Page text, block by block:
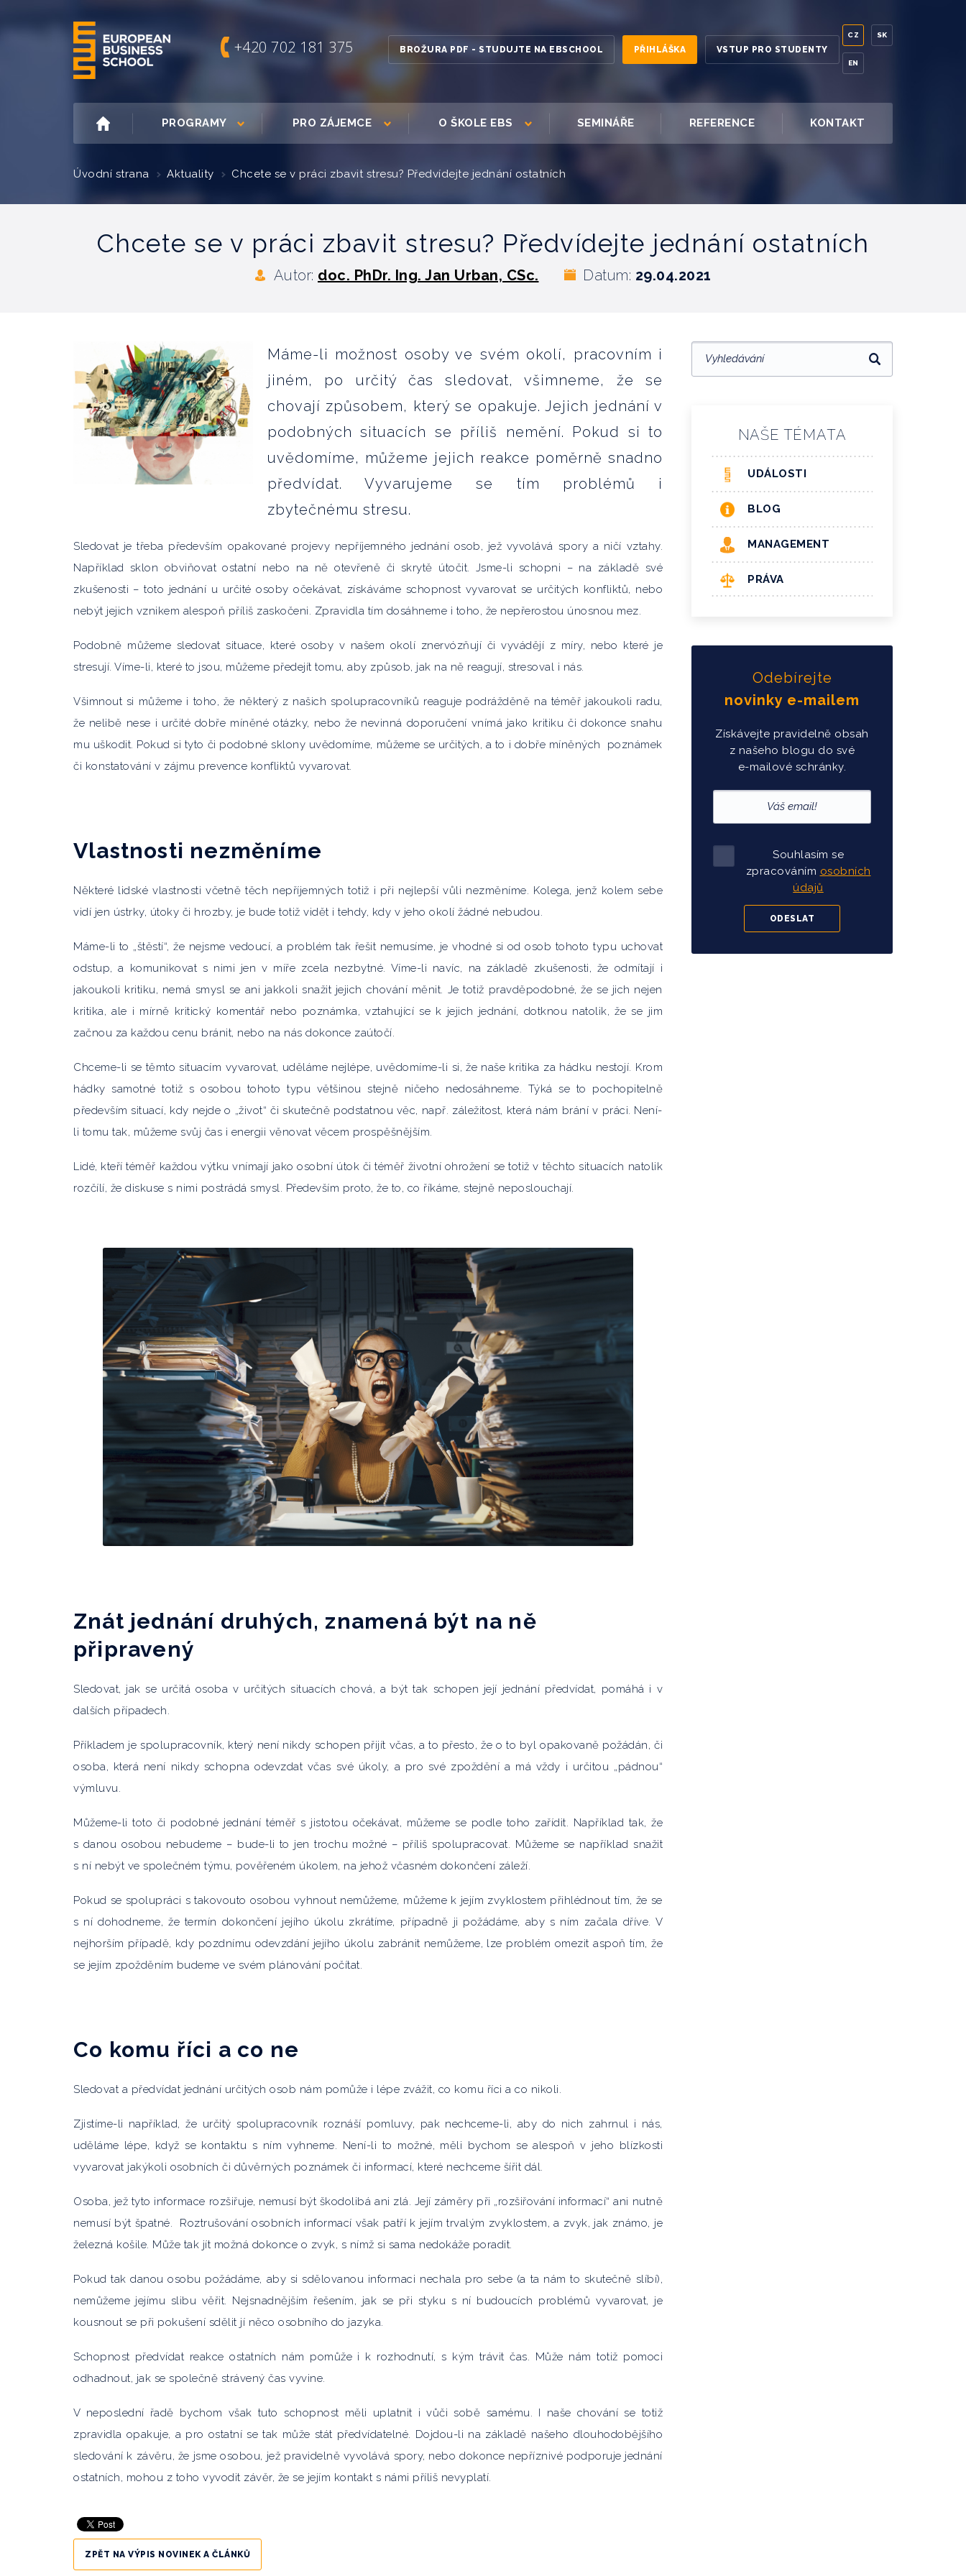
+420 702 181 375 BROŽURA PDF - STUDUJTE NA EBSCHOOL PŘIHLÁŠKA VSTUP PRO STUDENTY
CZ
EN
SK
PROGRAMY PRO ZÁJEMCE O ŠKOLE EBS SEMINÁŘE REFERENCE KONTAKT
Úvodní strana Aktuality Chcete se v práci zbavit stresu? Předvídejte jednání ostatních
Chcete se v práci zbavit stresu? Předvídejte jednání ostatních
Autor: doc. PhDr. Ing. Jan Urban, CSc. Datum: 29.04.2021
Máme-li možnost osoby ve svém okolí, pracovním i
jiném, po určitý čas sledovat, všimneme, že se
chovají způsobem, který se opakuje. Jejich jednání v
podobných situacích se příliš nemění. Pokud si to
uvědomíme, můžeme jejich reakce poměrně snadno
předvídat. Vyvarujeme se tím problémů i
zbytečnému stresu.
Sledovat je třeba především opakované projevy nepříjemného jednání osob, jež vyvolává spory a ničí vztahy.
Například sklon obviňovat ostatní nebo na ně otevřeně či skrytě útočit. Jsme-li schopni – na základě své
zkušenosti – toto jednání u určité osoby očekávat, získáváme schopnost vyvarovat se určitých konfliktů, nebo
nebýt jejich vznikem alespoň příliš zaskočeni. Zpravidla tím dosáhneme i toho, že nepřerostou únosnou mez.
Podobně můžeme sledovat situace, které osoby v našem okolí znervózňují či vyvádějí z míry, nebo které je
stresují. Víme-li, které to jsou, můžeme předejít tomu, aby způsob, jak na ně reagují, stresoval i nás.
Všimnout si můžeme i toho, že některý z našich spolupracovníků reaguje podrážděně na téměř jakoukoli radu,
že nelibě nese i určité dobře míněné otázky, nebo že nevinná doporučení vnímá jako kritiku či dokonce snahu
mu uškodit. Pokud si tyto či podobné sklony uvědomíme, můžeme se určitých, a to i dobře míněných poznámek
či konstatování v zájmu prevence konfliktů vyvarovat.
Vlastnosti nezměníme
Některé lidské vlastnosti včetně těch nepříjemných totiž i při nejlepší vůli nezměníme. Kolega, jenž kolem sebe
vidí jen ústrky, útoky či hrozby, je bude totiž vidět i tehdy, kdy v jeho okolí žádné nebudou.
Máme-li to „štěstí“, že nejsme vedoucí, a problém tak řešit nemusíme, je vhodné si od osob tohoto typu uchovat
odstup, a komunikovat s nimi jen v míře zcela nezbytné. Víme-li navíc, na základě zkušenosti, že odmítají i
jakoukoli kritiku, nemá smysl se ani jakkoli snažit jejich chování měnit. Je totiž pravděpodobné, že se jich nejen
kritika, ale i mírně kritický komentář nebo poznámka, vztahující se k jejich jednání, dotknou natolik, že se jim
začnou za každou cenu bránit, nebo na nás dokonce zaútočí.
Chceme-li se těmto situacím vyvarovat, uděláme nejlépe, uvědomíme-li si, že naše kritika za hádku nestojí. Krom
hádky samotné totiž s osobou tohoto typu většinou stejně ničeho nedosáhneme. Týká se to pochopitelně
především situací, kdy nejde o „život“ či skutečně podstatnou věc, např. záležitost, která nám brání v práci. Není-
li tomu tak, můžeme svůj čas i energii věnovat věcem prospěšnějším.
Lidé, kteří téměř každou výtku vnímají jako osobní útok či téměř životní ohrožení se totiž v těchto situacích natolik
rozčílí, že diskuse s nimi postrádá smysl. Především proto, že to, co říkáme, stejně neposlouchají.
Znát jednání druhých, znamená být na ně
připravený
Sledovat, jak se určitá osoba v určitých situacích chová, a být tak schopen její jednání předvídat, pomáhá i v
dalších případech.
Příkladem je spolupracovník, který není nikdy schopen přijít včas, a to přesto, že o to byl opakovaně požádán, či
osoba, která není nikdy schopna odevzdat včas své úkoly, a pro své zpoždění a má vždy i určitou „pádnou“
výmluvu.
Můžeme-li toto či podobné jednání téměř s jistotou očekávat, můžeme se podle toho zařídit. Například tak, že
s danou osobou nebudeme – bude-li to jen trochu možné – příliš spolupracovat. Můžeme se například snažit
s ní nebýt ve společném týmu, pověřeném úkolem, na jehož včasném dokončení záleží.
Pokud se spolupráci s takovouto osobou vyhnout nemůžeme, můžeme k jejím zvyklostem přihlédnout tím, že se
s ní dohodneme, že termín dokončení jejího úkolu zkrátíme, případně ji požádáme, aby s ním začala dříve. V
nejhorším případě, kdy pozdnímu odevzdání jejího úkolu zabránit nemůžeme, lze problém omezit aspoň tím, že
se jejím zpožděním budeme ve svém plánování počítat.
Co komu říci a co ne
Sledovat a předvídat jednání určitých osob nám pomůže i lépe zvážit, co komu říci a co nikoli.
Zjistíme-li například, že určitý spolupracovník roznáší pomluvy, pak nechceme-li, aby do nich zahrnul i nás,
uděláme lépe, když se kontaktu s ním vyhneme. Není-li to možné, měli bychom se alespoň v jeho blízkosti
vyvarovat jakýkoli osobních či důvěrných poznámek či informací, které nechceme šířit dál.
Osoba, jež tyto informace rozšiřuje, nemusí být škodolibá ani zlá. Její záměry při „rozšiřování informací“ ani nutně
nemusí být špatné. Roztrušování osobních informací však patří k jejím trvalým zvyklostem, a zvyk, jak známo, je
železná košile. Může tak jít možná dokonce o zvyk, s nímž si sama nedokáže poradit.
Pokud tak danou osobu požádáme, aby si sdělovanou informaci nechala pro sebe (a ta nám to skutečně slíbí),
nemůžeme jejímu slibu věřit. Nejsnadnějším řešením, jak se při styku s ní budoucích problémů vyvarovat, je
kousnout se při pokušení sdělit jí něco osobního do jazyka.
Schopnost předvídat reakce ostatních nám pomůže i k rozhodnutí, s kým trávit čas. Může nám totiž pomoci
odhadnout, jak se společně strávený čas vyvine.
V neposlední řadě bychom však tuto schopnost měli uplatnit i vůči sobě samému. I naše chování se totiž
zpravidla opakuje, a pro ostatní se tak může stát předvídatelné. Dojdou-li na základě našeho dlouhodobějšího
sledování k závěru, že jsme osobou, jež pravidelně vyvolává spory, nebo dokonce nepříznivé podporuje jednání
ostatních, mohou z toho vyvodit závěr, že se jejím kontakt s námi příliš nevyplatí.
ZPĚT NA VÝPIS NOVINEK A ČLÁNKŮ
NAŠE TÉMATA
UDÁLOSTI
BLOG
MANAGEMENT
PRÁVA
Odebírejte
novinky e-mailem
Získávejte pravidelně obsah
z našeho blogu do své
e-mailové schránky.
Souhlasím se
zpracováním osobních
údajů